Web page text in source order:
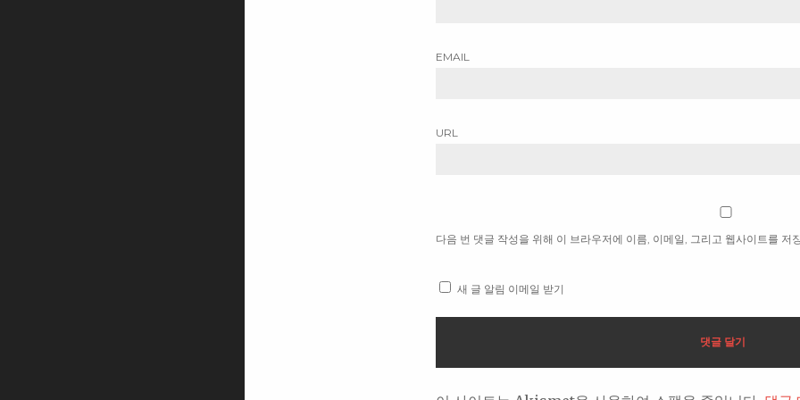
EMAIL
URL
다음 번 댓글 작성을 위해 이 브라우저에 이름, 이메일, 그리고 웹사이트를 저
새 글 알림 이메일 받기